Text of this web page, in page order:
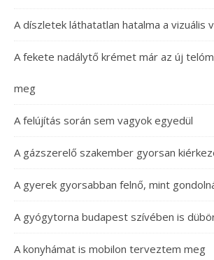
A díszletek láthatatlan hatalma a vizuális
A fekete nadálytő krémet már az új
meg
A felújítás során sem vagyok egyedül
A gázszerelő szakember gyorsan
A gyerek gyorsabban felnő, mint
A gyógytorna budapest szívében is
A konyhámat is mobilon terveztem meg